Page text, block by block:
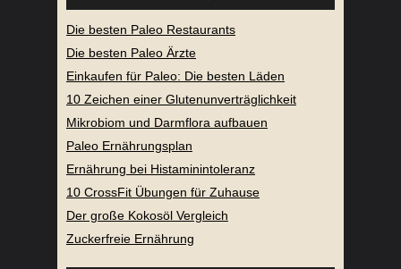
Die besten Paleo Restaurants
Die besten Paleo Ärzte
Einkaufen für Paleo: Die besten Läden
10 Zeichen einer Glutenunverträglichkeit
Mikrobiom und Darmflora aufbauen
Paleo Ernährungsplan
Ernährung bei Histaminintoleranz
10 CrossFit Übungen für Zuhause
Der große Kokosöl Vergleich
Zuckerfreie Ernährung